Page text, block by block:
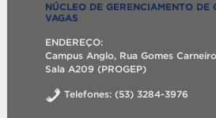
NÚCLEO DE GERENCIAMENTO DE
VAGAS
ENDEREÇO:
Campus Anglo, Rua Gomes
Sala A209 (PROGEP)
Telefones: (53) 3284-3976